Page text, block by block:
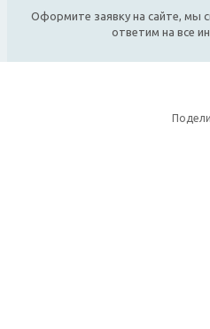
Оформите заявку на сайте, мы
ответим на все